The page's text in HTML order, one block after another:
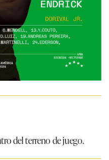
del terreno de juego.